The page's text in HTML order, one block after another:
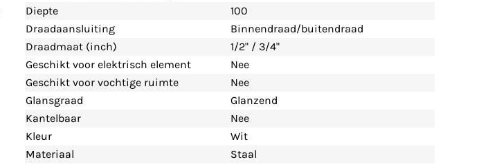
Diepte
100
Draadaansluiting
Binnendraad/buitendraad
Draadmaat (inch)
1/2" / 3/4"
Geschikt voor elektrisch element
Nee
Geschikt voor vochtige ruimte
Nee
Glansgraad
Glanzend
Kantelbaar
Nee
Kleur
Wit
Materiaal
Staal